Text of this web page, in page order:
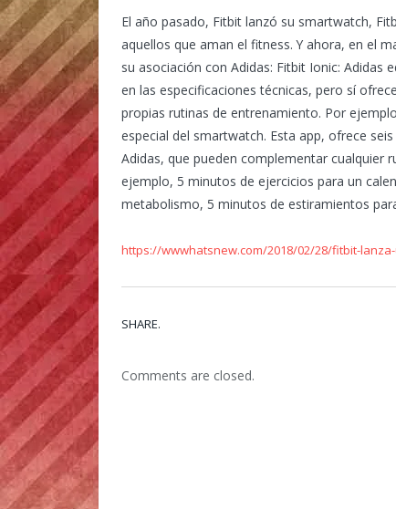
El año pasado, Fitbit lanzó su smartwatch,
aquellos que aman el fitness. Y ahora, en el
su asociación con Adidas: Fitbit Ionic:
en las especificaciones técnicas, pero sí
propias rutinas de entrenamiento. Por
especial del smartwatch. Esta app, ofrece
Adidas, que pueden complementar cualquier
ejemplo, 5 minutos de ejercicios para un
metabolismo, 5 minutos de estiramientos
https://wwwhatsnew.com/2018/02/28/fitbit-
SHARE.
Comments are closed.